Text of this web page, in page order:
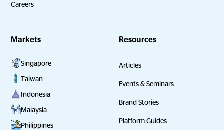
Careers
Markets
Singapore
Taiwan
Indonesia
Malaysia
Philippines
Resources
Articles
Events & Seminars
Brand Stories
Platform Guides